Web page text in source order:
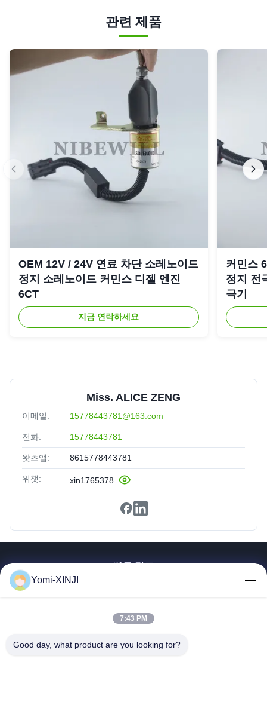
관련 제품
OEM 12V / 24V 연료 차단 소레노이드
정지 소레노이드 커민스 디젤 엔진
6CT
지금 연락하세요
커민스
정지 전
극기
Miss. ALICE ZENG
이메일: 15778443781@163.com
전화: 15778443781
왓츠앱: 8615778443781
위챗: xin1765378
빠른 링크
우리에 대해
Yomi-XINJI
7:43 PM
Good day, what product are you looking for?